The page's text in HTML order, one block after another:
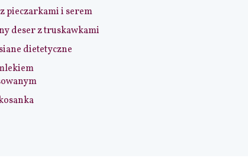
pieczarkami i serem
deser z truskawkami
dietetyczne